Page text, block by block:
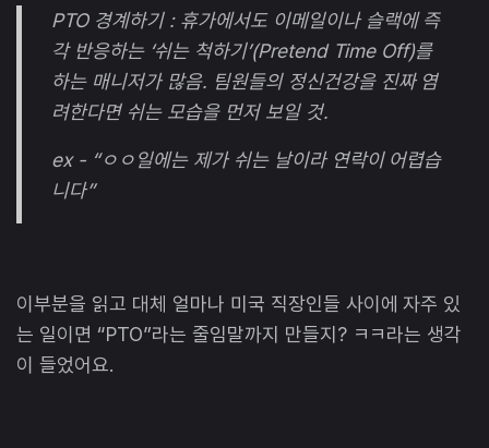
PTO 경계하기 : 휴가에서도 이메일이나 슬랙에 즉
각 반응하는 ‘쉬는 척하기’(Pretend Time Off)를
하는 매니저가 많음. 팀원들의 정신건강을 진짜 염
려한다면 쉬는 모습을 먼저 보일 것.
ex - “ㅇㅇ일에는 제가 쉬는 날이라 연락이 어렵습
니다”
이부분을 읽고 대체 얼마나 미국 직장인들 사이에 자주 있
는 일이면 “PTO”라는 줄임말까지 만들지? ㅋㅋ라는 생각
이 들었어요.